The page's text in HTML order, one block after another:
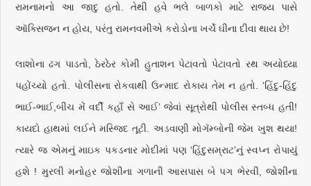
રામનામનો આ જાદુ હતો. તેથી હવે ભલે બાળકો માટે રાજય પાસે
ઑક્સિજન ન હોય, પરંતુ રામનવમીએ કરોડોના ખર્ચે ઘીના દીવા થાય છે!
લાશોના ઢગ પાડતો, ઠેરઠેર કોમી હુતાશન પેટાવતો પેટાવતો રથ અયોધ્યા
પહોંચ્યો હતો. પોલીસના રોકવાથી ઉન્માદ રોકાય તેમ ન હતો. ‘હિંદુ-હિંદુ
ભાઈ-ભાઈ,બીચ મેં વર્દી કહાઁ સે આઈ’ જેવાં સૂત્રોથી પોલીસ સ્તબ્ધ હતી!
કાયદો હાથમાં લઈને મસ્જિદ તૂટી. અડવાણી મોગૅમ્બોની જેમ ખુશ થયા!
ત્યારે જ એમનું માઇક પકડનાર મોદીમાં પણ ‘હિંદુસમ્રાટ’નું સ્વપ્ન રોપાયું
હશે ! મુરલી મનોહર જોશીના ગળાની આસપાસ બે પગ ભેરવી, જોશીના